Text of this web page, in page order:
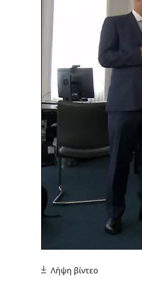
Λήψη βίντεο